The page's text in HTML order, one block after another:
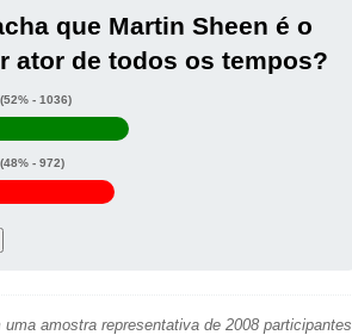
que Martin Sheen é o
ator de todos os tempos?
(52% - 1036)
(48% - 972)
amostra representativa de 2008 participantes